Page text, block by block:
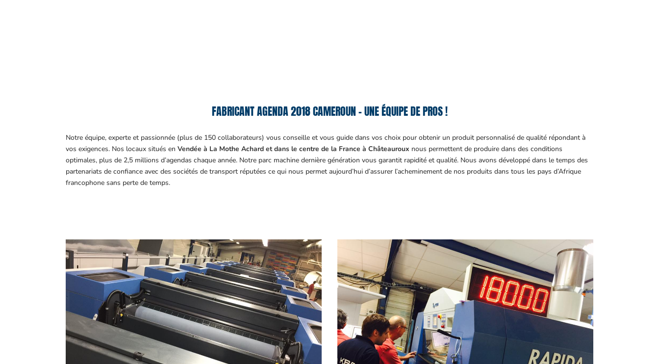
FABRICANT AGENDA 2018 CAMEROUN – UNE ÉQUIPE DE PROS !
Notre équipe, experte et passionnée (plus de 150 collaborateurs) vous conseille et vous guide dans vos choix pour obtenir un produit personnalisé de qualité répondant à
vos exigences. Nos locaux situés enVendée à La Mothe Achard et dans le centre de la France à Châteauroux nous permettent de produire dans des conditions
optimales, plus de 2,5 millions d’agendas chaque année. Notre parc machine dernière génération vous garantit rapidité et qualité. Nous avons développé dans le temps des
partenariats de confiance avec des sociétés de transport réputées ce qui nous permet aujourd’hui d’assurer l’acheminement de nos produits dans tous les pays d’Afrique
francophone sans perte de temps.